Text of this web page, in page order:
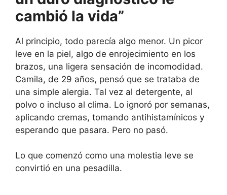
cambió la vida”
Al principio, todo parecía algo menor. Un picor
leve en la piel, algo de enrojecimiento en los
brazos, una ligera sensación de incomodidad.
Camila, de 29 años, pensó que se trataba de
una simple alergia. Tal vez al detergente, al
polvo o incluso al clima. Lo ignoró por semanas,
aplicando cremas, tomando antihistamínicos y
esperando que pasara. Pero no pasó.
Lo que comenzó como una molestia leve se
convirtió en una pesadilla.